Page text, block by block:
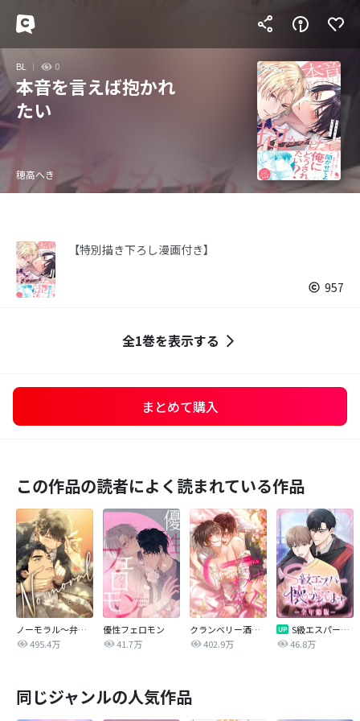
BL 0
本音を言えば抱かれ
たい
穂高へき
【特別描き下ろし漫画付き】
957
全1巻を表示する
まとめて購入
この作品の読者によく読まれている作品
ノーモラル～弁護士の掟～
495.4万
優性フェロモン
41.7万
クランベリー酒の芳りに惑わされる御曹司はオメガに突く
402.9万
S級エスパーに懐かれてます【全年齢版】
46.8万
同じジャンルの人気作品